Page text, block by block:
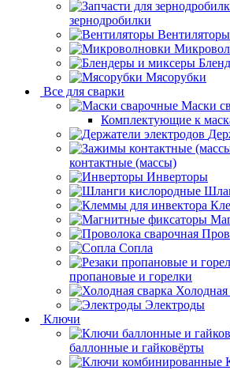
зернодробилки
Вентиляторы
Мясорубки
Все для сварки
Маски
Комплектующие к
контактные (массы)
Инверторы
Сопла
пропановые и горелки
Холодная
Электроды
Ключи
баллонные и гайковёрты